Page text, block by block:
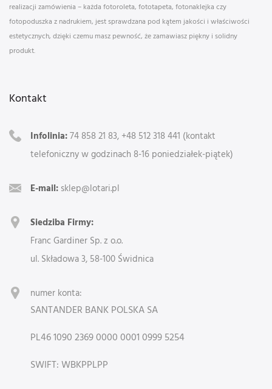
realizacji zamówienia – każda fotoroleta, fototapeta, fotonaklejka czy
fotopoduszka z nadrukiem, jest sprawdzana pod kątem jakości i właściwości
estetycznych, dzięki czemu masz pewność, że zamawiasz piękny i solidny
produkt.
Kontakt
Infolinia:74 858 21 83, +48 512 318 441 (kontakt
telefoniczny w godzinach 8-16 poniedziałek-piątek)
E-mail: sklep@lotari.pl
Siedziba Firmy:
Franc Gardiner Sp. z o.o.
ul. Składowa 3, 58-100 Świdnica
numer konta:
SANTANDER BANK POLSKA SA
PL46 1090 2369 0000 0001 0999 5254
SWIFT: WBKPPLPP